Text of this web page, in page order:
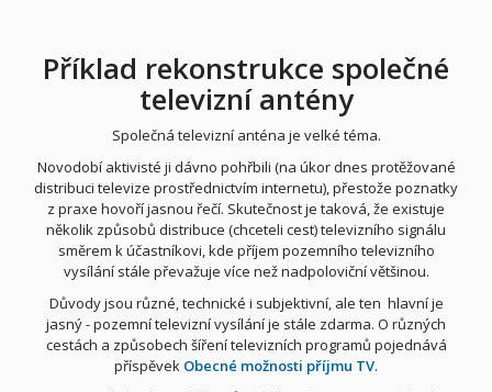
Příklad rekonstrukce společné
televizní antény
Společná televizní anténa je velké téma.
Novodobí aktivisté ji dávno pohřbili (na úkor dnes protěžované
distribuci televize prostřednictvím internetu), přestože poznatky
z praxe hovoří jasnou řečí. Skutečnost je taková, že existuje
několik způsobů distribuce (chceteli cest) televizního signálu
směrem k účastníkovi, kde příjem pozemního televizního
vysílání stále převažuje více než nadpoloviční většinou.
Důvody jsou různé, technické i subjektivní, ale ten hlavní je
jasný - pozemní televizní vysílání je stále zdarma. O různých
cestách a způsobech šíření televizních programů pojednává
příspěvek Obecné možnosti příjmu TV.